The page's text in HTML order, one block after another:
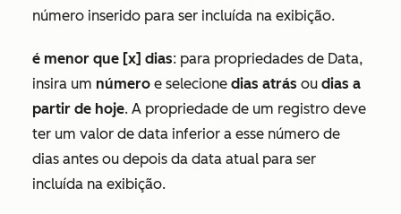
número inserido para ser incluída na exibição.
é menor que [x] dias: para propriedades de Data,
insira um número e selecione dias atrás ou dias a
partir de hoje. A propriedade de um registro deve
ter um valor de data inferior a esse número de
dias antes ou depois da data atual para ser
incluída na exibição.